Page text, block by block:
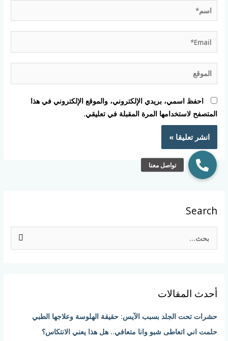
اسم*
Email*
الموقع
احفظ اسمي، بريدي الإلكتروني، والموقع الإلكتروني في هذا
المتصفح لاستخدامها المرة المقبلة في تعليقي.
Search
ث
ن
:
أحدث المقالات
حشرات تحت الجلد بسبب الآيس: حقيقة الهلوسة وعلاجها الطبي
حلمت اني اتعاطى شبو وانا متعافي.. هل هذا يعني الانتكاس؟